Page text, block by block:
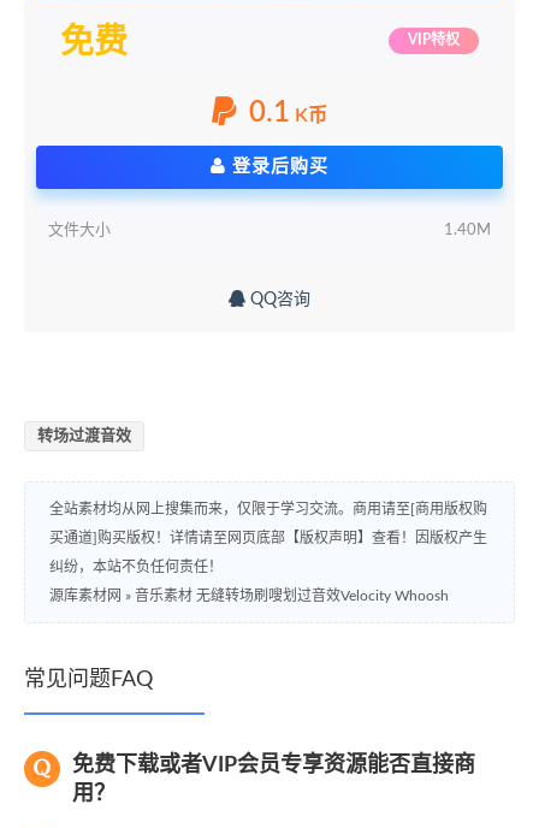
免费 VIP特权
0.1 K币
登录后购买
文件大小 1.40M
QQ咨询
转场过渡音效
全站素材均从网上搜集而来，仅限于学习交流。商用请至[商用版权购
买通道]购买版权！详情请至网页底部【版权声明】查看！因版权产生
纠纷，本站不负任何责任！
源库素材网 » 音乐素材 无缝转场刷嗖划过音效Velocity Whoosh
常见问题FAQ
免费下载或者VIP会员专享资源能否直接商
用？